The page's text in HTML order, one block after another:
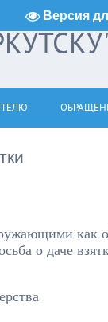
Версия
как
о даче